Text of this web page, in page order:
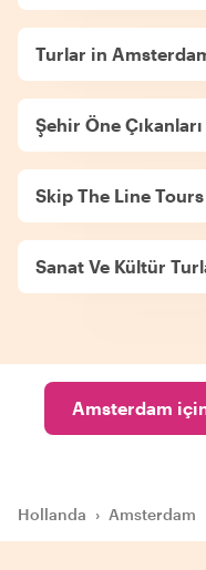
Turlar in
Şehir Öne
Skip The Line
Sanat Ve Kültür
Amsterdam
Hollanda › Amsterdam